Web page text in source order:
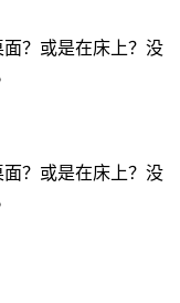
面？或是在床上？没
面？或是在床上？没